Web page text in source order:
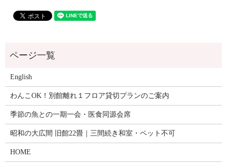
English
わんこOK！別館離れ１フロア貸切プランのご案内
季節の魚との一期一会・医食同源会席
昭和の大広間 旧館22畳｜三間続き和室・ペット不可
HOME